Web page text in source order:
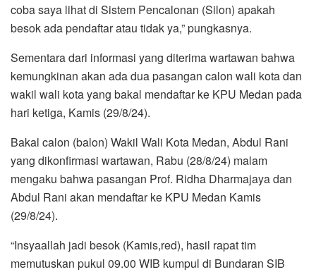
coba saya lihat di Sistem Pencalonan (Silon) apakah
besok ada pendaftar atau tidak ya,” pungkasnya.
Sementara dari informasi yang diterima wartawan bahwa
kemungkinan akan ada dua pasangan calon wali kota dan
wakil wali kota yang bakal mendaftar ke KPU Medan pada
hari ketiga, Kamis (29/8/24).
Bakal calon (balon) Wakil Wali Kota Medan, Abdul Rani
yang dikonfirmasi wartawan, Rabu (28/8/24) malam
mengaku bahwa pasangan Prof. Ridha Dharmajaya dan
Abdul Rani akan mendaftar ke KPU Medan Kamis
(29/8/24).
“Insyaallah jadi besok (Kamis,red), hasil rapat tim
memutuskan pukul 09.00 WIB kumpul di Bundaran SIB